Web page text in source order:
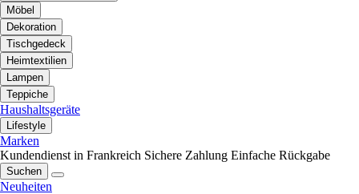
Möbel
Dekoration
Tischgedeck
Heimtextilien
Lampen
Teppiche
Haushaltsgeräte
Lifestyle
Marken
Kundendienst in Frankreich Sichere Zahlung Einfache Rückgabe
Suchen
Neuheiten